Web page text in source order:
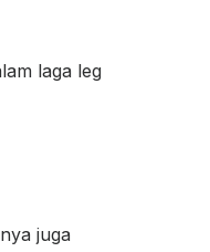
laga leg
juga